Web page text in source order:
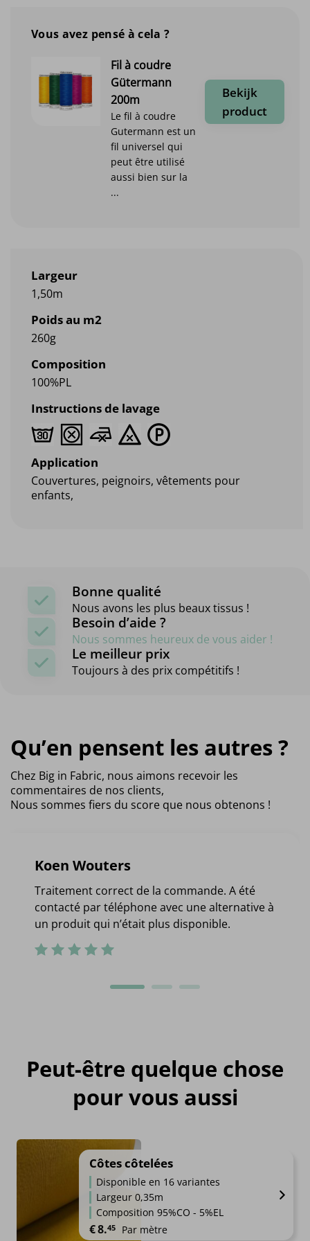
Largeur
1,50m
Poids au m2
260g
Composition
100%PL
Instructions de lavage
Application
Couvertures, peignoirs, vêtements pour
enfants,
Vous avez pensé à cela ?
Fil à coudre
Gütermann
200m
Le fil à coudre
Gutermann est un
fil universel qui
peut être utilisé
aussi bien sur la
...
Bekijk
product
Bonne qualité
Nous avons les plus beaux tissus !
Besoin d’aide ?
Nous sommes heureux de vous aider !
Le meilleur prix
Toujours à des prix compétitifs !
Qu’en pensent les autres ?
Chez Big in Fabric, nous aimons recevoir les
commentaires de nos clients,
Nous sommes fiers du score que nous obtenons !
Koen Wouters
Traitement correct de la commande. A été
contacté par téléphone avec une alternative à
un produit qui n’était plus disponible.
Peut-être quelque chose
pour vous aussi
Côtes côtelées
Disponible en 16 variantes
Largeur 0,35m
Composition 95%CO - 5%EL
€8.45 Par mètre